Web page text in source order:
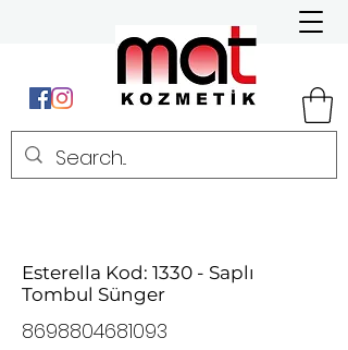
Esterella Kod: 1330 - Saplı
Tombul Sünger
8698804681093